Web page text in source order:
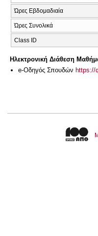
Ώρες Εβδομαδιαία
Ώρες Συνολικά
Class ID
Ηλεκτρονική Διάθεση
e-Οδηγός Σπουδών https://